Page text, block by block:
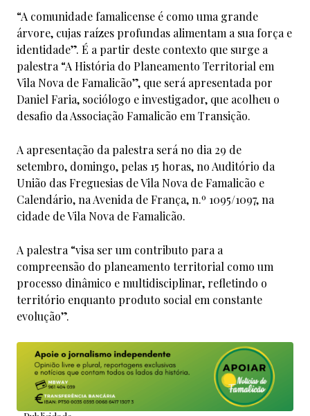
“A comunidade famalicense é como uma grande
árvore, cujas raízes profundas alimentam a sua força e
identidade”. É a partir deste contexto que surge a
palestra “A História do Planeamento Territorial em
Vila Nova de Famalicão”, que será apresentada por
Daniel Faria, sociólogo e investigador, que acolheu o
desafio da Associação Famalicão em Transição.
A apresentação da palestra será no dia 29 de
setembro, domingo, pelas 15 horas, no Auditório da
União das Freguesias de Vila Nova de Famalicão e
Calendário, na Avenida de França, n.º 1095/1097, na
cidade de Vila Nova de Famalicão.
A palestra “visa ser um contributo para a
compreensão do planeamento territorial como um
processo dinâmico e multidisciplinar, refletindo o
território enquanto produto social em constante
evolução”.